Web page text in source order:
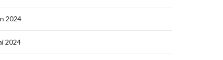
2024
2024